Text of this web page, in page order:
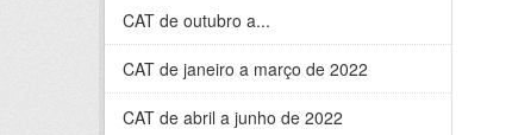
CAT de outubro a...
CAT de janeiro a março de 2022
CAT de abril a junho de 2022